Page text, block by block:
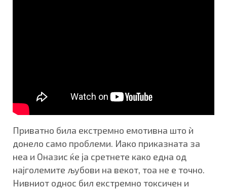
Приватно била екстремно емотивна што ѝ
донело само проблеми. Иако приказната за
неа и Оназис ќе ја сретнете како една од
најголемите љубови на векот, тоа не е точно.
Нивниот однос бил екстремно токсичен и